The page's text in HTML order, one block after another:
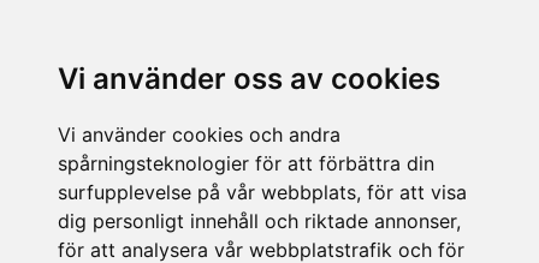
Vi använder oss av cookies
Vi använder cookies och andra
spårningsteknologier för att förbättra din
surfupplevelse på vår webbplats, för att visa
dig personligt innehåll och riktade annonser,
för att analysera vår webbplatstrafik och för